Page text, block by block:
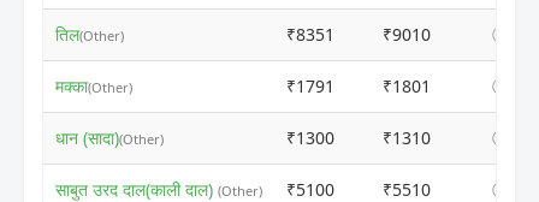
तिल(Other) ₹8351 ₹9010 ⓘ
मक्का(Other) ₹1791 ₹1801 ⓘ
धान (सादा)(Other) ₹1300 ₹1310 ⓘ
साबुत उरद दाल(काली दाल) (Other) ₹5100 ₹5510 ⓘ